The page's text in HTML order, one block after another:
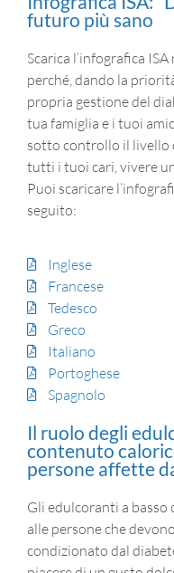
futuro più sano
Scarica l’infografica
perché, dando la
propria gestione del
tua famiglia e i tuoi
sotto controllo il livello
tutti i tuoi cari, vivere
Puoi scaricare
seguito:
Inglese
Francese
Tedesco
Greco
Italiano
Portoghese
Spagnolo
Il ruolo degli
contenuto
persone affette
Gli edulcoranti a
alle persone che
condizionato dal